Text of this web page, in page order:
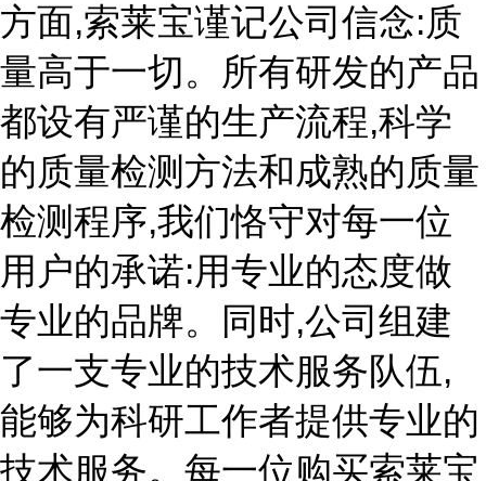
方面,索莱宝谨记公司信念:质
量高于一切。所有研发的产品
都设有严谨的生产流程,科学
的质量检测方法和成熟的质量
检测程序,我们恪守对每一位
用户的承诺:用专业的态度做
专业的品牌。同时,公司组建
了一支专业的技术服务队伍,
能够为科研工作者提供专业的
技术服务。每一位购买索莱宝